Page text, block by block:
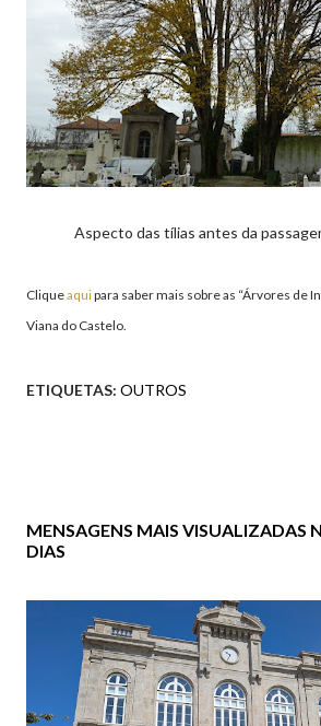
Aspecto das tílias antes da
Cliqueaquipara saber mais sobre as “Árvores de
Viana do Castelo.
ETIQUETAS: OUTROS
MENSAGENS MAIS VISUALIZADAS
DIAS